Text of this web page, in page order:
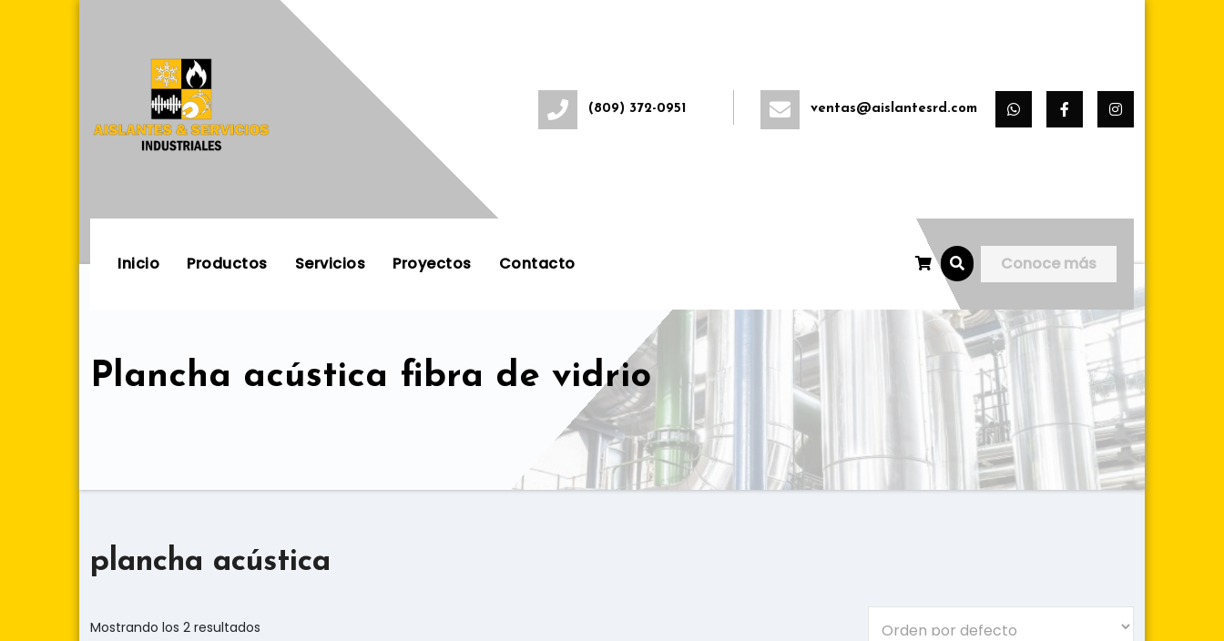
(809) 372-0951 ventas@aislantesrd.com
Inicio Productos Servicios Proyectos Contacto Conoce más
Plancha acústica fibra de vidrio
plancha acústica
Mostrando los 2 resultados